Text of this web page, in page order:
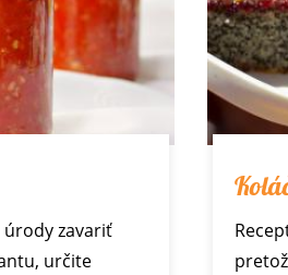
úrody zavariť
určite